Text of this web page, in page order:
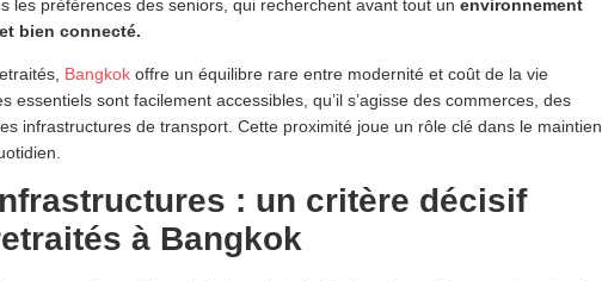
les préférences des seniors, qui recherchent avant tout un environnement
bien connecté.
Bangkok offre un équilibre rare entre modernité et coût de la vie
essentiels sont facilement accessibles, qu’il s’agisse des commerces, des
infrastructures de transport. Cette proximité joue un rôle clé dans le maintien
: un critère décisif
à Bangkok